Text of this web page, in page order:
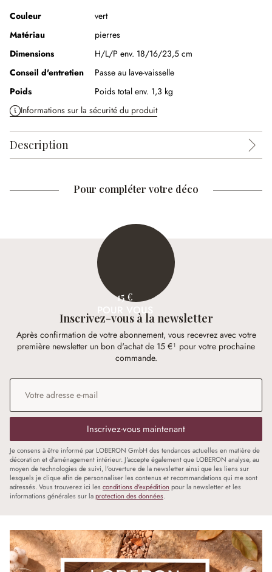
Couleur
vert
Matériau
pierres
Dimensions
H/L/P env. 18/16/23,5 cm
Conseil d'entretien
Passe au lave-vaisselle
Poids
Poids total env. 1,3 kg
Informations sur la sécurité du produit
Description
Pour compléter votre déco
15 €
POUR VOUS
Inscrivez-vous à la newsletter
Après confirmation de votre abonnement, vous recevrez avec votre
première newsletter un bon d'achat de 15 €¹ pour votre prochaine
commande.
Adresse e-mail
Inscrivez-vous maintenant
Je consens à être informé par LOBERON GmbH des tendances actuelles en matière de
décoration et d'aménagement intérieur. J'accepte également que LOBERON analyse, au
moyen de technologies de suivi, l'ouverture de la newsletter ainsi que les liens sur
lesquels je clique afin de personnaliser les contenus et recommandations qui me sont
adressés. Vous trouverez ici les conditions d'expédition pour la newsletter et les
informations générales sur laprotection des données.